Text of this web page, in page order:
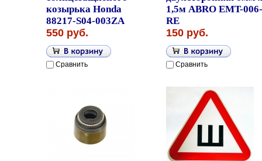
козырька Honda
88217-S04-003ZA
550 руб.
Сравнить
1,5м ABRO EMT-006-
RE
150 руб.
Сравнить